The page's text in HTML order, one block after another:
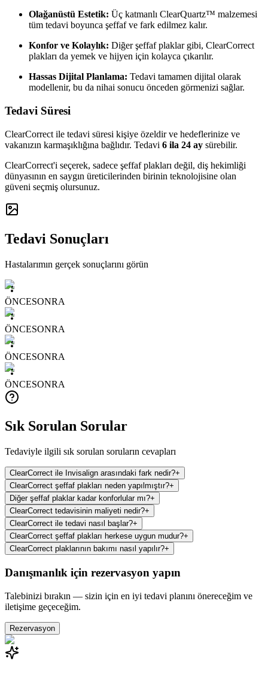
Olağanüstü Estetik: Üç katmanlı ClearQuartz™ malzemesi
tüm tedavi boyunca şeffaf ve fark edilmez kalır.
Konfor ve Kolaylık: Diğer şeffaf plaklar gibi, ClearCorrect
plakları da yemek ve hijyen için kolayca çıkarılır.
Hassas Dijital Planlama: Tedavi tamamen dijital olarak
modellenir, bu da nihai sonucu önceden görmenizi sağlar.
Tedavi Süresi
ClearCorrect ile tedavi süresi kişiye özeldir ve hedeflerinize ve
vakanızın karmaşıklığına bağlıdır. Tedavi 6 ila 24 ay sürebilir.
ClearCorrect'i seçerek, sadece şeffaf plakları değil, diş hekimliği
dünyasının en saygın üreticilerinden birinin teknolojisine olan
güveni seçmiş olursunuz.
Tedavi Sonuçları
Hastalarımın gerçek sonuçlarını görün
ÖNCESONRA
ÖNCESONRA
ÖNCESONRA
ÖNCESONRA
Sık Sorulan Sorular
Tedaviyle ilgili sık sorulan soruların cevapları
ClearCorrect ile Invisalign arasındaki fark nedir?+
ClearCorrect şeffaf plakları neden yapılmıştır?+
Diğer şeffaf plaklar kadar konforlular mı?+
ClearCorrect tedavisinin maliyeti nedir?+
ClearCorrect ile tedavi nasıl başlar?+
ClearCorrect şeffaf plakları herkese uygun mudur?+
ClearCorrect plaklarının bakımı nasıl yapılır?+
Danışmanlık için rezervasyon yapın
Talebinizi bırakın — sizin için en iyi tedavi planını önereceğim ve
iletişime geçeceğim.
Rezervasyon